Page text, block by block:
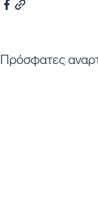
Πρόσφατες